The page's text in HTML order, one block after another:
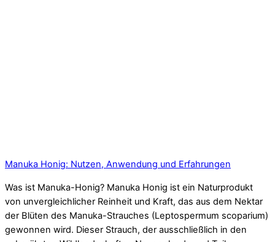
Manuka Honig: Nutzen, Anwendung und Erfahrungen
Was ist Manuka-Honig? Manuka Honig ist ein Naturprodukt
von unvergleichlicher Reinheit und Kraft, das aus dem Nektar
der Blüten des Manuka-Strauches (Leptospermum scoparium)
gewonnen wird. Dieser Strauch, der ausschließlich in den